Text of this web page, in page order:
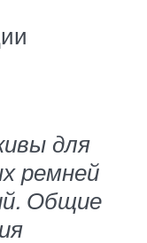
для
ремней
Общие